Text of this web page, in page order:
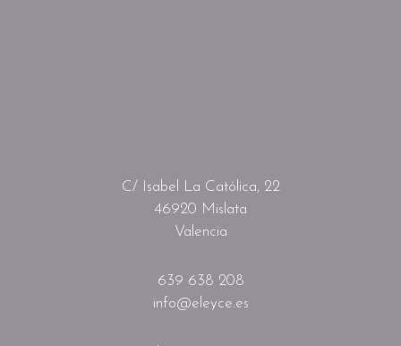
C/ Isabel La Católica, 22
46920 Mislata
Valencia
639 638 208
info@eleyce.es